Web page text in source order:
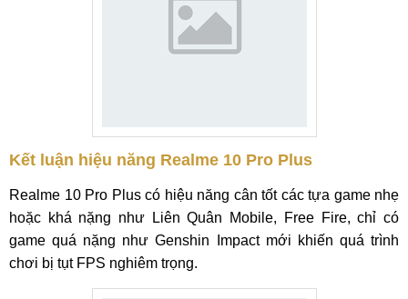
Kết luận hiệu năng Realme 10 Pro Plus
Realme 10 Pro Plus có hiệu năng cân tốt các tựa game nhẹ
hoặc khá nặng như Liên Quân Mobile, Free Fire, chỉ có
game quá nặng như Genshin Impact mới khiến quá trình
chơi bị tụt FPS nghiêm trọng.